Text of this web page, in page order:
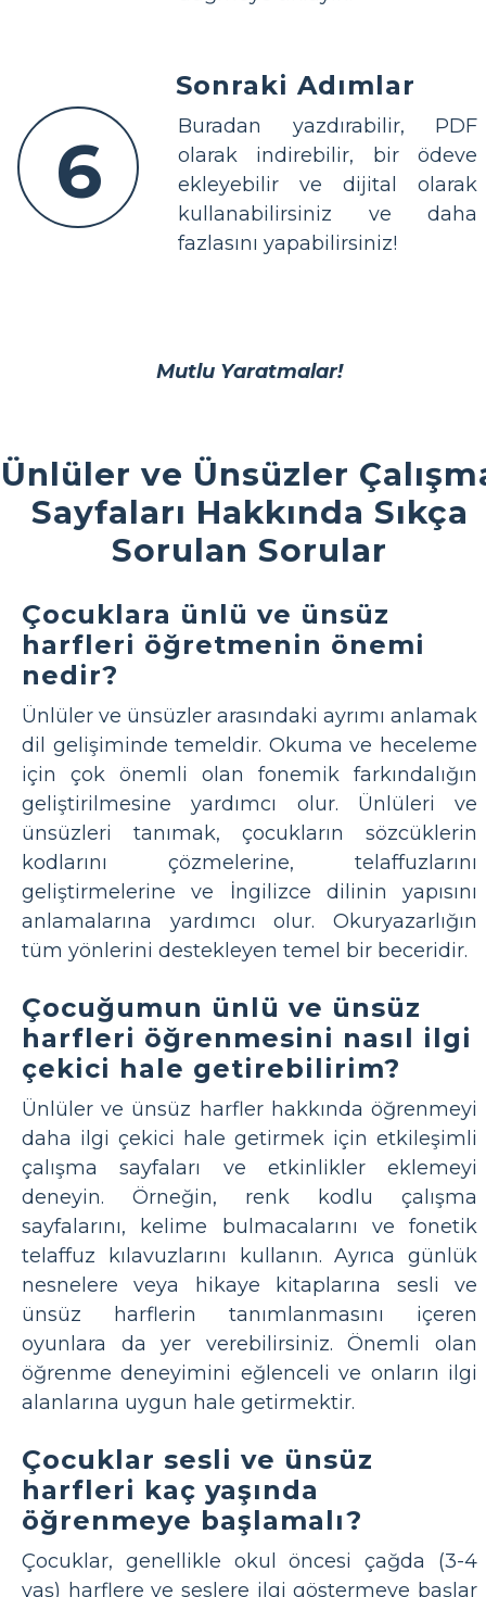
6
Sonraki Adımlar
Buradan yazdırabilir, PDF
olarak indirebilir, bir ödeve
ekleyebilir ve dijital olarak
kullanabilirsiniz ve daha
fazlasını yapabilirsiniz!
Mutlu Yaratmalar!
Ünlüler ve Ünsüzler
Sayfaları Hakkında Sıkça
Sorulan Sorular
Çocuklara ünlü ve ünsüz
harfleri öğretmenin önemi
nedir?
Ünlüler ve ünsüzler arasındaki ayrımı anlamak
dil gelişiminde temeldir. Okuma ve heceleme
için çok önemli olan fonemik farkındalığın
geliştirilmesine yardımcı olur. Ünlüleri ve
ünsüzleri tanımak, çocukların sözcüklerin
kodlarını çözmelerine, telaffuzlarını
geliştirmelerine ve İngilizce dilinin yapısını
anlamalarına yardımcı olur. Okuryazarlığın
tüm yönlerini destekleyen temel bir beceridir.
Çocuğumun ünlü ve ünsüz
harfleri öğrenmesini nasıl ilgi
çekici hale getirebilirim?
Ünlüler ve ünsüz harfler hakkında öğrenmeyi
daha ilgi çekici hale getirmek için etkileşimli
çalışma sayfaları ve etkinlikler eklemeyi
deneyin. Örneğin, renk kodlu çalışma
sayfalarını, kelime bulmacalarını ve fonetik
telaffuz kılavuzlarını kullanın. Ayrıca günlük
nesnelere veya hikaye kitaplarına sesli ve
ünsüz harflerin tanımlanmasını içeren
oyunlara da yer verebilirsiniz. Önemli olan
öğrenme deneyimini eğlenceli ve onların ilgi
alanlarına uygun hale getirmektir.
Çocuklar sesli ve ünsüz
harfleri kaç yaşında
öğrenmeye başlamalı?
Çocuklar, genellikle okul öncesi çağda (3-4
yaş) harflere ve seslere ilgi göstermeye başlar